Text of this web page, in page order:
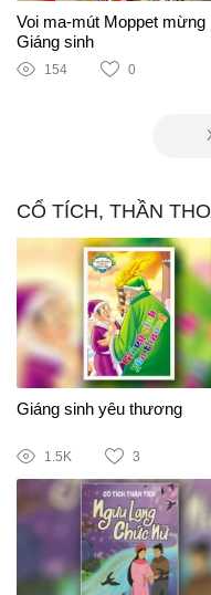
Voi ma-mút Moppet mừng
Giáng sinh
154 0
CỔ TÍCH, THẦN
Giáng sinh yêu thương
1.5K 3